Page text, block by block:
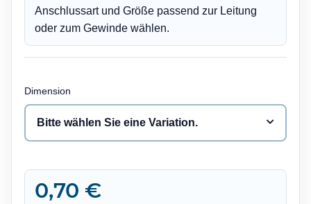
Anschlussart und Größe passend zur Leitung
oder zum Gewinde wählen.
Dimension
Bitte wählen Sie eine Variation.
0,70 €